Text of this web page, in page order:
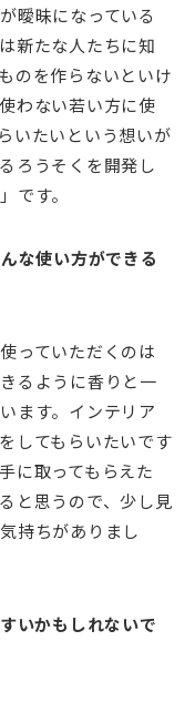
曖昧になっている
新たな人たちに知
のを作らないといけ
わない若い方に使
いたいという想いが
ろうそくを開発し
です。
な使い方ができる
っていただくのは
るように香りと一
ます。インテリア
してもらいたいです
に取ってもらえた
と思うので、少し見
持ちがありまし
いかもしれないで